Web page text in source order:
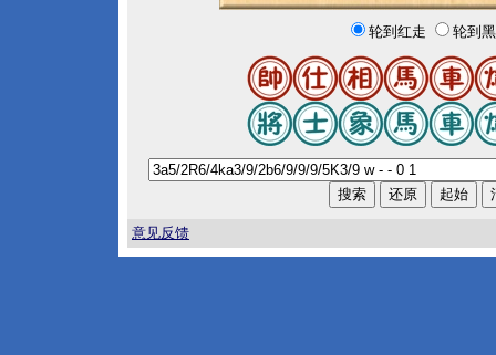
轮到红走 轮到
意见反馈